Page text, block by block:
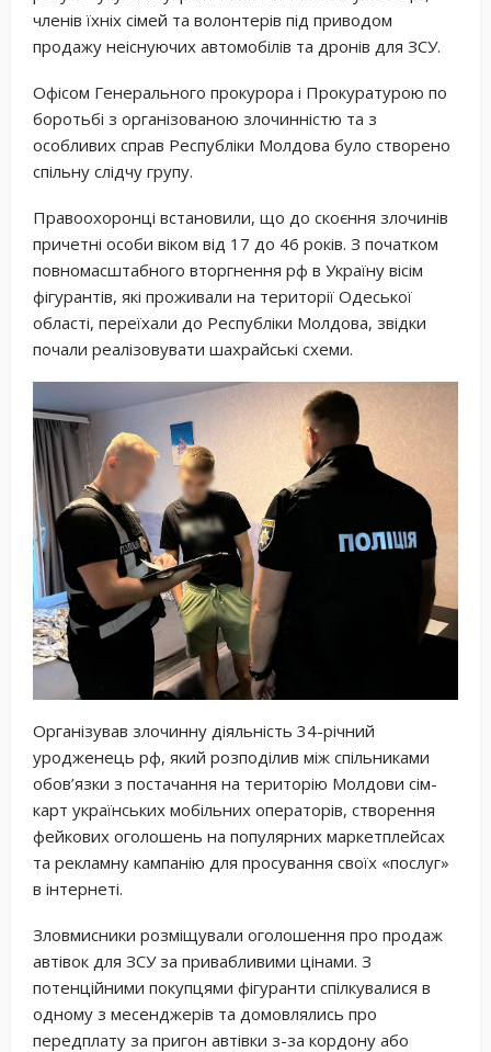
членів їхніх сімей та волонтерів під приводом
продажу неіснуючих автомобілів та дронів для ЗСУ.
Офісом Генерального прокурора і Прокуратурою по
боротьбі з організованою злочинністю та з
особливих справ Республіки Молдова було створено
спільну слідчу групу.
Правоохоронці встановили, що до скоєння злочинів
причетні особи віком від 17 до 46 років. З початком
повномасштабного вторгнення рф в Україну вісім
фігурантів, які проживали на території Одеської
області, переїхали до Республіки Молдова, звідки
почали реалізовувати шахрайські схеми.
Організував злочинну діяльність 34-річний
уродженець рф, який розподілив між спільниками
обов’язки з постачання на територію Молдови сім-
карт українських мобільних операторів, створення
фейкових оголошень на популярних маркетплейсах
та рекламну кампанію для просування своїх «послуг»
в інтернеті.
Зловмисники розміщували оголошення про продаж
автівок для ЗСУ за привабливими цінами. З
потенційними покупцями фігуранти спілкувалися в
одному з месенджерів та домовлялись про
передплату за пригон автівки з-за кордону або